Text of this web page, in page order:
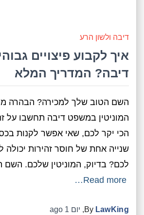
דיבה ולשון הרע
איך לקבוע פיצויים
דיבה? המדריך המלא
השם הטוב שלך למכירה? הבהרה
המוניטין במשפט דיבה תחשבו על
הכי יקר לכם, שאי אפשר לקנות
שנייה אחת של חוסר זהירות יכולה
לכם? בדיוק, המוניטין שלכם. השם
Read more…
By LawKing
, יום 1 ago